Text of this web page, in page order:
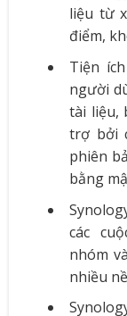
liệu từ
điểm,
Tiện
người
tài liệu,
trợ bởi
phiên
bằng
các
nhóm
nhiều